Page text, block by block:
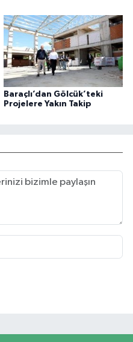
Baraçlı’dan Gölcük’teki
Projelere Yakın Takip